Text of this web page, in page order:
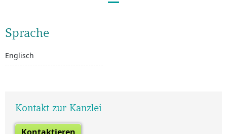
Sprache
Englisch
Kontakt zur Kanzlei